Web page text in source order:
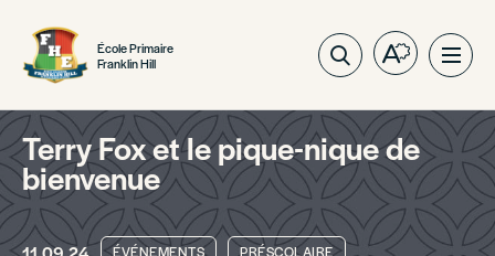
École Primaire
Franklin Hill
Ouvrez
barre
d'outilsdu
site
Terry Fox et le pique-nique de
bienvenue
ÉVÉNEMENTS PRÉSCOLAIRE